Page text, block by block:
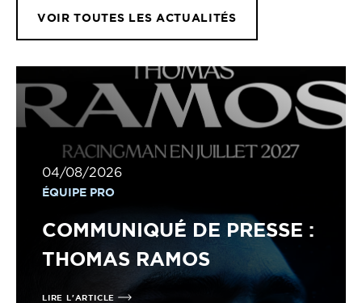
VOIR TOUTES LES ACTUALITÉS
04/08/2026
ÉQUIPE PRO
COMMUNIQUÉ DE PRESSE :
THOMAS RAMOS
LIRE L'ARTICLE